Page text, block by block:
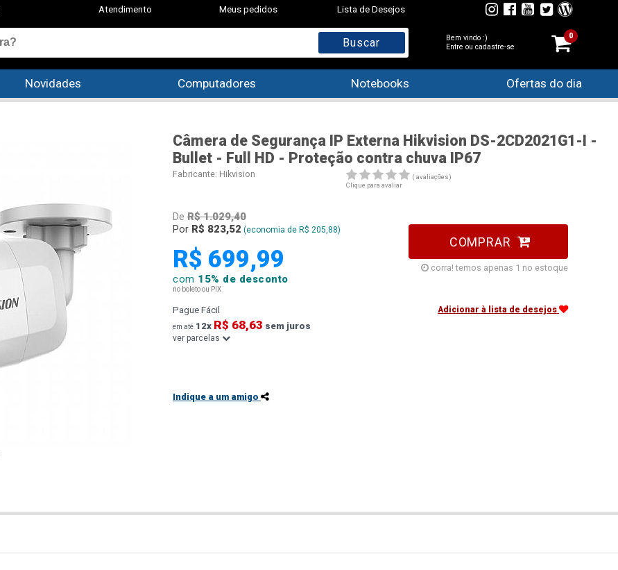
Atendimento Meus pedidos Lista de Desejos
Bem vindo :)
Entre ou cadastre-se
0
Novidades Computadores Notebooks Ofertas do dia
Câmera de Segurança IP Externa Hikvision DS-2CD2021G1-I -
Bullet - Full HD - Proteção contra chuva IP67
Fabricante: Hikvision
( avaliações)
Clique para avaliar
De R$ 1.029,40
Por R$ 823,52 (economia de R$ 205,88)
R$ 699,99
com 15% de desconto
no boleto ou PIX
COMPRAR
corra! temos apenas 1 no estoque
Pague Fácil Adicionar à lista de desejos
em até 12x R$ 68,63 sem juros
ver parcelas
Indique a um amigo